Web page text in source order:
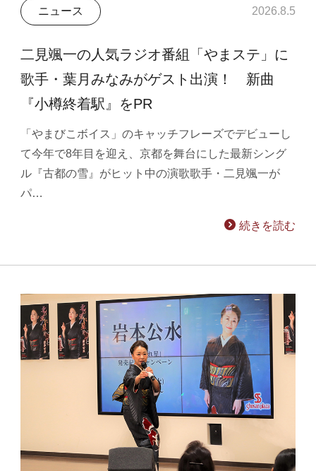
ニュース 2026.8.5
二見颯一の人気ラジオ番組「やまステ」に
歌手・葉月みなみがゲスト出演！ 新曲
『小樽終着駅』をPR
「やまびこボイス」のキャッチフレーズでデビューし
て今年で8年目を迎え、京都を舞台にした最新シング
ル『古都の雪』がヒット中の演歌歌手・二見颯一が
パ…
続きを読む